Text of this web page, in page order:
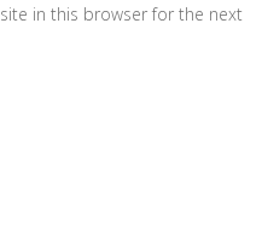
in this browser for the next